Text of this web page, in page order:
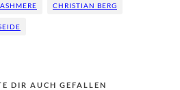
CHRISTIAN BERG
DIR AUCH GEFALLEN